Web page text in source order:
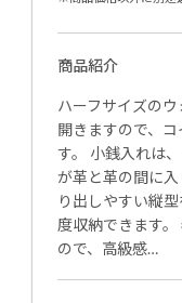
商品紹介
ハーフサイズの
開きますので、
す。 小銭入れは
が革と革の間に
り出しやすい縦
度収納できます
ので、高級感…